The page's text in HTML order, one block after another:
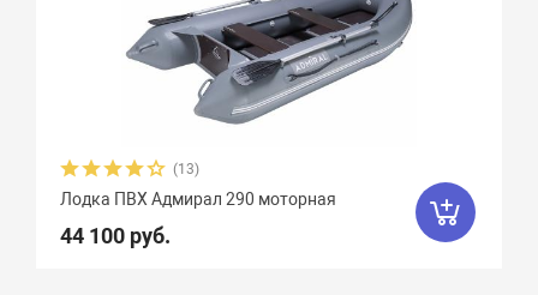
Длина кокпита, см
(13)
Лодка ПВХ Адмирал 290 моторная
44 100 руб.